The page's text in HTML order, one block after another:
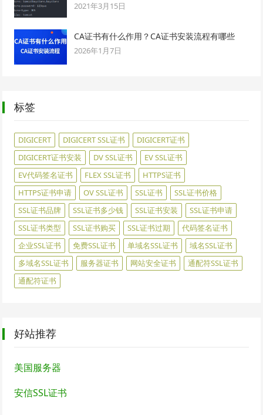
2021年3月15日
CA证书有什么作用？CA证书安装流程有哪些
2026年1月7日
标签
DIGICERT DIGICERT SSL证书
DIGICERT证书
DIGICERT证书安装
DV SSL证书
EV SSL证书
EV代码签名证书
FLEX SSL证书
HTTPS证书
HTTPS证书申请
OV SSL证书 SSL证书
SSL证书价格
SSL证书品牌
SSL证书多少钱 SSL证书安装
SSL证书申请
SSL证书类型
SSL证书购买 SSL证书过期
代码签名证书
企业SSL证书
免费SSL证书 单域名SSL证书
域名SSL证书
多域名SSL证书
服务器证书 网站安全证书
通配符SSL证书
通配符证书
好站推荐
美国服务器
安信SSL证书